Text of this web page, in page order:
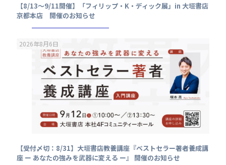
【8/13～9/11開催】「フィリップ・K・ディック展」in 大垣書店
京都本店 開催のお知らせ
2026年8月6日
【受付〆切：8/31】大垣書店教養講座『ベストセラー著者養成講
座 ー あなたの強みを武器に変える ー』 開催のお知らせ